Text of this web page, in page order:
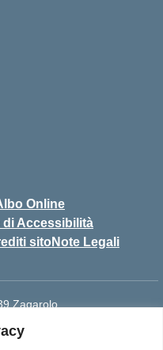
Online
di Accessibilità
sito Note Legali
Zagarolo